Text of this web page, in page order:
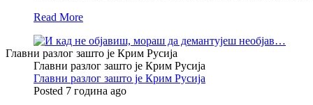
Read More
Главни разлог зашто је Крим Русија
Главни разлог зашто је Крим Русија
Главни разлог зашто је Крим Русија
Posted 7 година ago